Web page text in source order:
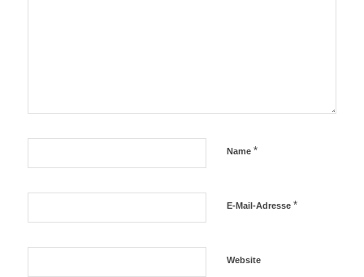
Name *
E-Mail-Adresse *
Website